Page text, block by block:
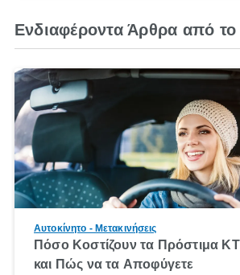
Ενδιαφέροντα Άρθρα από
Αυτοκίνητο - Μετακινήσεις
Πόσο Κοστίζουν τα Πρόστιμα
και Πώς να τα Αποφύγετε